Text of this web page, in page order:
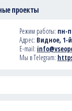
проекты
Режим работы: пн-
Адрес: Видное, 1-
E-mail:
Мы в Telegram: